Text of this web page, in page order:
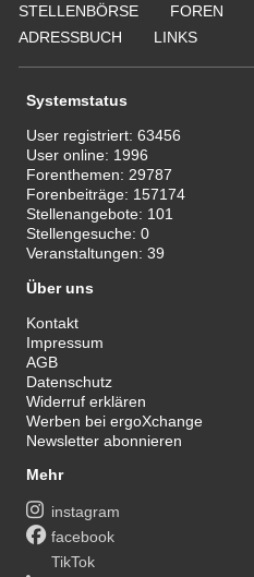
STELLENBÖRSE
FOREN
ADRESSBUCH
LINKS
Systemstatus
User registriert:63456
User online: 1996
Forenthemen: 29787
Forenbeiträge: 157174
Stellenangebote: 101
Stellengesuche:0
Veranstaltungen:39
Über uns
Kontakt
Impressum
AGB
Datenschutz
Widerruf erklären
Werben bei ergoXchange
Newsletter abonnieren
Mehr
instagram
facebook
TikTok